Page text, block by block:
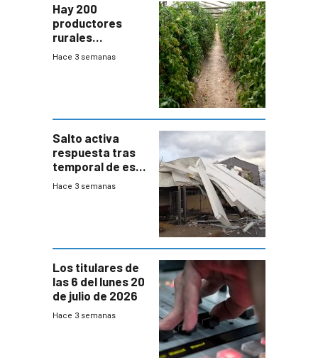
Hay 200
productores
rurales
afectados tras
Hace 3 semanas
Salto activa
respuesta tras
temporal de este
sábado con
Hace 3 semanas
Los titulares de
las 6 del lunes 20
de julio de 2026
Hace 3 semanas